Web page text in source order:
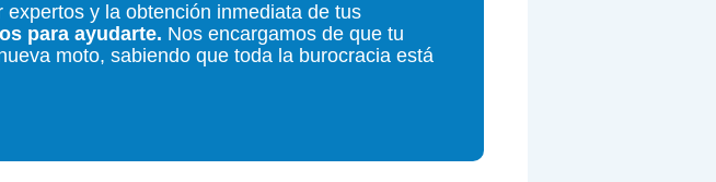
y la obtención inmediata de tus
para ayudarte. Nos encargamos de que tu
moto, sabiendo que toda la burocracia está